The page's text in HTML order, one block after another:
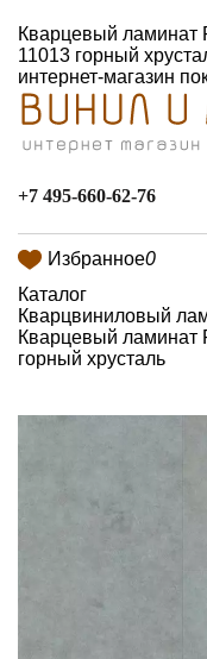
Кварцевый ламинат
11013 горный
интернет-магазин
+7 495-660-62-76
Избранное0
Каталог
Кварцвиниловый
Кварцевый ламинат
горный хрусталь